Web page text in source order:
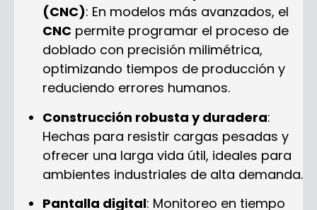
(CNC): En modelos más avanzados, el
CNC permite programar el proceso de
doblado con precisión milimétrica,
optimizando tiempos de producción y
reduciendo errores humanos.
Construcción robusta y duradera:
Hechas para resistir cargas pesadas y
ofrecer una larga vida útil, ideales para
ambientes industriales de alta demanda.
Pantalla digital: Monitoreo en tiempo